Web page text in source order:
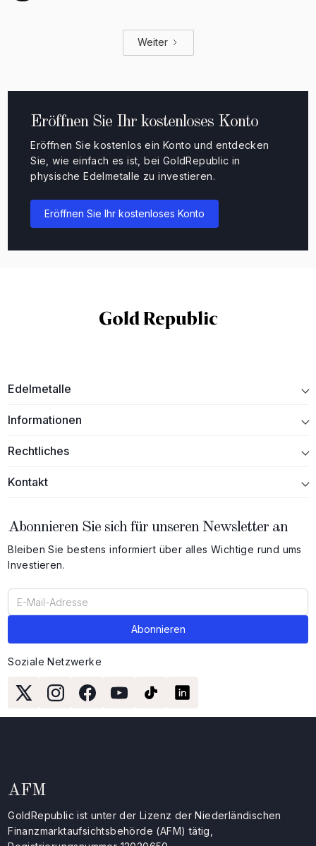
Weiter
Eröffnen Sie Ihr kostenloses Konto
Eröffnen Sie kostenlos ein Konto und entdecken
Sie, wie einfach es ist, bei GoldRepublic in
physische Edelmetalle zu investieren.
Eröffnen Sie Ihr kostenloses Konto
Edelmetalle
Informationen
Rechtliches
Kontakt
Abonnieren Sie sich für unseren Newsletter an
Bleiben Sie bestens informiert über alles Wichtige rund ums
Investieren.
Soziale Netzwerke
AFM
GoldRepublic ist unter der Lizenz der Niederländischen
Finanzmarktaufsichtsbehörde (AFM) tätig,